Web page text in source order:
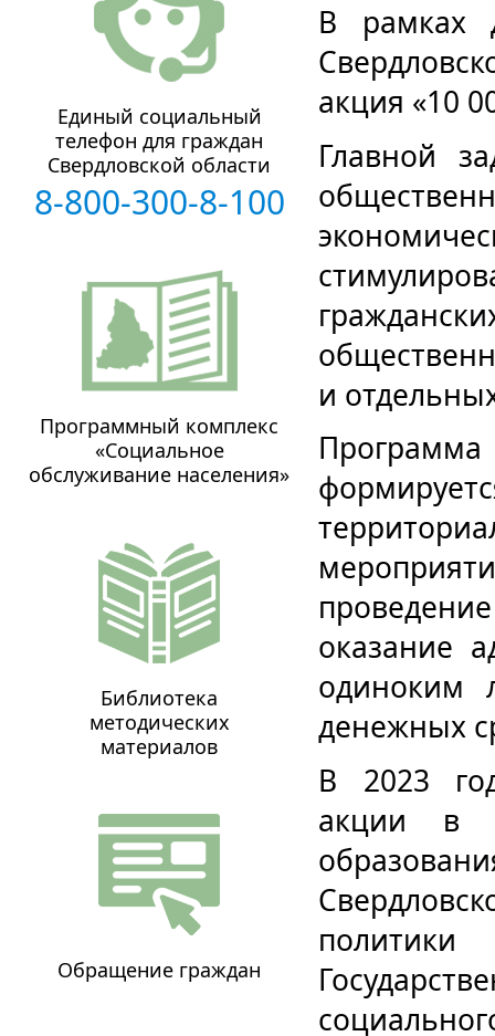
В рамках
акция «10
Главной
и
оказание
одиноким
денежных
В 2023
акции в
Единый социальный
телефон для граждан
Свердловской области
8-800-300-8-100
Программный комплекс
«Социальное
обслуживание населения»
Библиотека
методических
материалов
Обращение граждан